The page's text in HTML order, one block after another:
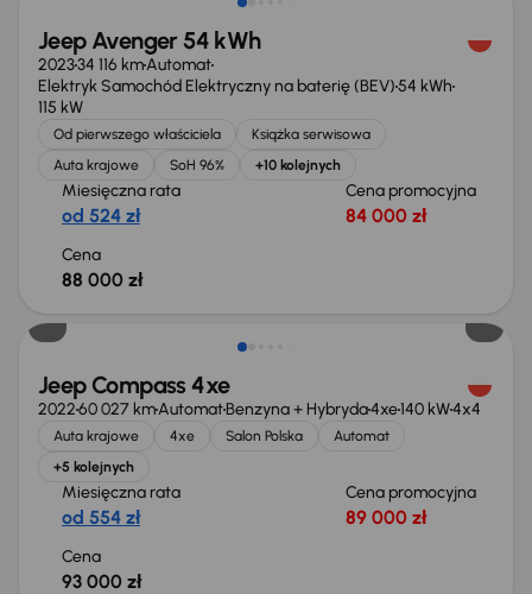
Jeep Avenger 54 kWh
202334 116 kmAutomat
Elektryk Samochód Elektryczny na baterię (BEV)54 kWh
115 kW
Od pierwszego właściciela
Książka serwisowa
Auta krajowe
SoH 96% +10 kolejnych
Miesięczna rata
od 524 zł
Cena promocyjna
84 000 zł
Cena
88 000 zł
Możliwość odliczenia VAT
Jeep Compass 4xe
202260 027 kmAutomatBenzyna + Hybryda4xe140 kW4x4
Auta krajowe 4xe Salon Polska
Automat
+5 kolejnych
Miesięczna rata
od 554 zł
Cena promocyjna
89 000 zł
Cena
93 000 zł